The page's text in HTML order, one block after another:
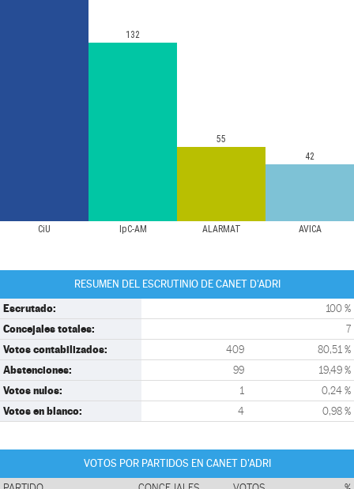
CiU IpC-AM ALARMAT AVICA
132
55
42
RESUMEN DEL ESCRUTINIO DE CANET D'ADRI
Escrutado: 100 %
Concejales totales: 7
Votos contabilizados: 409 80,51 %
Abstenciones: 99 19,49 %
Votos nulos: 1 0,24 %
Votos en blanco: 4 0,98 %
VOTOS POR PARTIDOS EN CANET D'ADRI